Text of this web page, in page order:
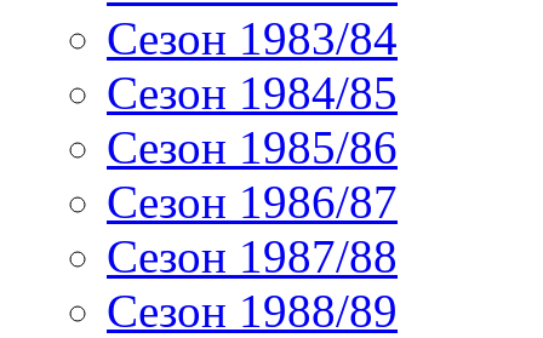
Сезон 1983/84
Сезон 1984/85
Сезон 1985/86
Сезон 1986/87
Сезон 1987/88
Сезон 1988/89